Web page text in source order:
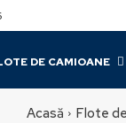
DE CAMIOANE
Acasă Flote